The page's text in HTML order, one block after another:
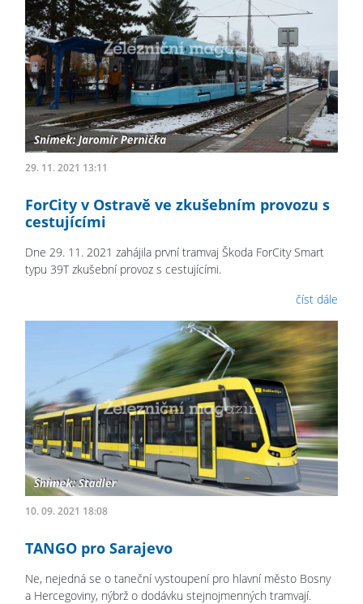
29. 11. 2021 13:11
ForCity v Ostravě ve zkušebním provozu s
cestujícími
Dne 29. 11. 2021 zahájila první tramvaj Škoda ForCity Smart
typu 39T zkušební provoz s cestujícími.
číst dále
10. 09. 2021 18:08
TANGO pro Sarajevo
Ne, nejedná se o taneční vystoupení pro hlavní město Bosny
a Hercegoviny, nýbrž o dodávku stejnojmenných tramvají.